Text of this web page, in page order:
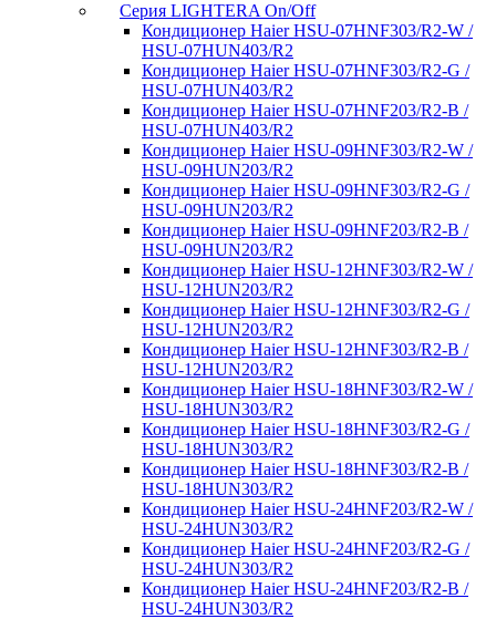
Серия LIGHTERA On/Off
Кондиционер Haier HSU-07HNF303/R2-W /
HSU-07HUN403/R2
Кондиционер Haier HSU-07HNF303/R2-G /
HSU-07HUN403/R2
Кондиционер Haier HSU-07HNF203/R2-B /
HSU-07HUN403/R2
Кондиционер Haier HSU-09HNF303/R2-W /
HSU-09HUN203/R2
Кондиционер Haier HSU-09HNF303/R2-G /
HSU-09HUN203/R2
Кондиционер Haier HSU-09HNF203/R2-B /
HSU-09HUN203/R2
Кондиционер Haier HSU-12HNF303/R2-W /
HSU-12HUN203/R2
Кондиционер Haier HSU-12HNF303/R2-G /
HSU-12HUN203/R2
Кондиционер Haier HSU-12HNF303/R2-B /
HSU-12HUN203/R2
Кондиционер Haier HSU-18HNF303/R2-W /
HSU-18HUN303/R2
Кондиционер Haier HSU-18HNF303/R2-G /
HSU-18HUN303/R2
Кондиционер Haier HSU-18HNF303/R2-B /
HSU-18HUN303/R2
Кондиционер Haier HSU-24HNF203/R2-W /
HSU-24HUN303/R2
Кондиционер Haier HSU-24HNF203/R2-G /
HSU-24HUN303/R2
Кондиционер Haier HSU-24HNF203/R2-B /
HSU-24HUN303/R2